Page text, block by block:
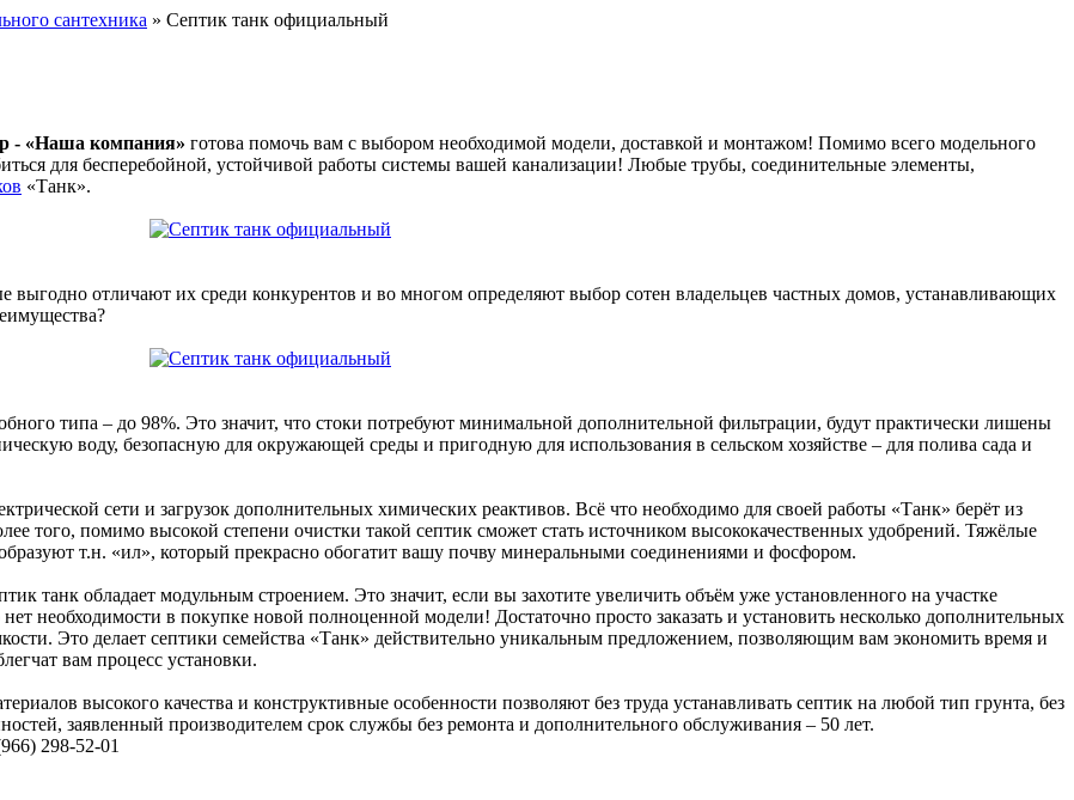
сантехника » Септик танк официальный
- «Наша компания» готова помочь вам с выбором необходимой модели, доставкой и монтажом! Помимо всего модельного
для бесперебойной, устойчивой работы системы вашей канализации! Любые трубы, соединительные элементы,
«Танк».
выгодно отличают их среди конкурентов и во многом определяют выбор сотен владельцев частных домов, устанавливающих
типа – до 98%. Это значит, что стоки потребуют минимальной дополнительной фильтрации, будут практически лишены
воду, безопасную для окружающей среды и пригодную для использования в сельском хозяйстве – для полива сада и
сети и загрузок дополнительных химических реактивов. Всё что необходимо для своей работы «Танк» берёт из
того, помимо высокой степени очистки такой септик сможет стать источником высококачественных удобрений. Тяжёлые
т.н. «ил», который прекрасно обогатит вашу почву минеральными соединениями и фосфором.
танк обладает модульным строением. Это значит, если вы захотите увеличить объём уже установленного на участке
необходимости в покупке новой полноценной модели! Достаточно просто заказать и установить несколько дополнительных
Это делает септики семейства «Танк» действительно уникальным предложением, позволяющим вам экономить время и
вам процесс установки.
высокого качества и конструктивные особенности позволяют без труда устанавливать септик на любой тип грунта, без
заявленный производителем срок службы без ремонта и дополнительного обслуживания – 50 лет.
298-52-01